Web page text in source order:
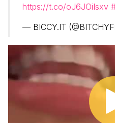
https://t.co/oJ6JOiIsxv
— BICCY.IT